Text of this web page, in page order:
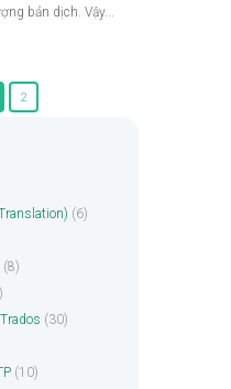
bản dịch. Vậy...
2
(6)
(8)
(30)
(10)